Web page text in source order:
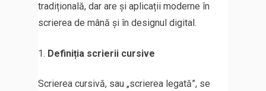
tradițională, dar are și aplicații moderne în
scrierea de mână și în designul digital.
Definiția scrierii cursive
Scrierea cursivă, sau „scrierea legată”, se